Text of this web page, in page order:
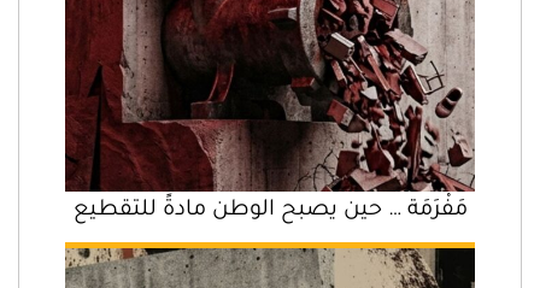
مَفْرَمَة … حين يصبح الوطن مادةً للتقطيع